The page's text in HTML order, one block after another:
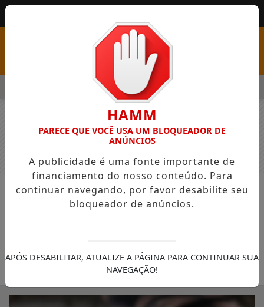
COM VAGAS EM SEIS FUNÇÕES E SALÁRIOS QUE CHEGAM A
NOTÍCIAS GERAL
Operação carga oculta é deflagrada
HAMM
PARECE QUE VOCÊ USA UM BLOQUEADOR DE
ANÚNCIOS
A publicidade é uma fonte importante de
financiamento do nosso conteúdo. Para
continuar navegando, por favor desabilite seu
bloqueador de anúncios.
APÓS DESABILITAR, ATUALIZE A PÁGINA PARA CONTINUAR SUA
NAVEGAÇÃO!